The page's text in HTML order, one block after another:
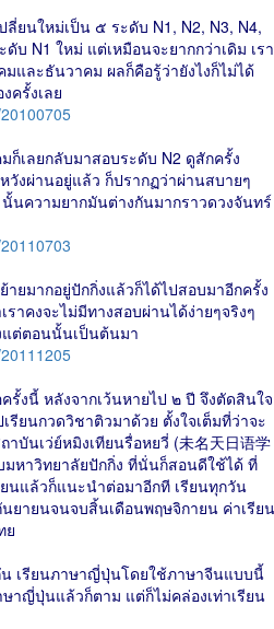
ยนใหม่เป็น ๕ ระดับ N1, N2, N3, N4,
ดับ N1 ใหม่ แต่เหมือนจะยากกว่าเดิม เรา
และธันวาคม ผลก็คือรู้ว่ายังไงก็ไม่ได้
ครั้งเลย
ก็เลยกลับมาสอบระดับ N2 ดูสักครั้ง
วังผ่านอยู่แล้ว ก็ปรากฏว่าผ่านสบายๆ
นความยากมันต่างกันมากราวดวงจันทร์
ยมากอยู่ปักกิ่งแล้วก็ได้ไปสอบมาอีกครั้ง
าคงจะไม่มีทางสอบผ่านได้ง่ายๆจริงๆ
แต่ตอนนั้นเป็นต้นมา
รั้งนี้ หลังจากเว้นหายไป ๒ ปี จึงตัดสินใจ
รียนกวดวิชาติวมาด้วย ตั้งใจเต็มที่ว่าจะ
บันเว่ย์หมิงเทียนรื่อหยวี่ (未名天日语学
หาวิทยาลัยปักกิ่ง ที่นั่นก็สอนดีใช้ได้ ที่
ยนแล้วก็แนะนำต่อมาอีกที เรียนทุกวัน
ยายนจนจบสิ้นเดือนพฤษจิกายน ค่าเรียน
ย
เรียนภาษาญี่ปุ่นโดยใช้ภาษาจีนแบบนี้
าญี่ปุ่นแล้วก็ตาม แต่ก็ไม่คล่องเท่าเรียน